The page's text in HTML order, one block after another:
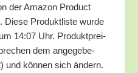
der Ama­zon Pro­duct
Die­se Pro­dukt­lis­te wur­de
14:07 Uhr. Pro­dukt­prei­
dem ange­ge­be­
und kön­nen sich ändern.